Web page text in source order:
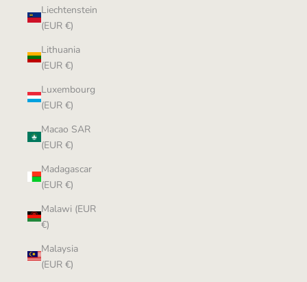
Liechtenstein
(EUR €)
Lithuania
(EUR €)
Luxembourg
(EUR €)
Macao SAR
(EUR €)
Madagascar
(EUR €)
Malawi (EUR
€)
Malaysia
(EUR €)